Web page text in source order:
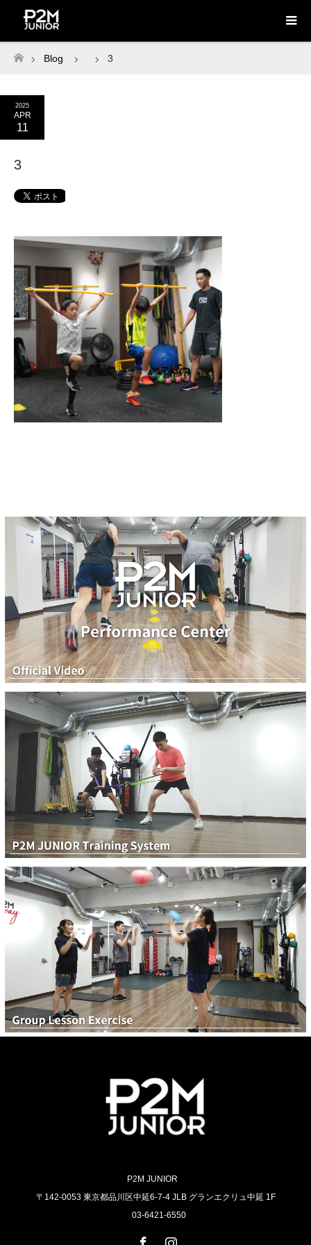
ホーム
Blog 3
2025
APR
11
3
P2M JUNIOR
〒142-0053 東京都品川区中延6-7-4 JLB グランエクリュ中延 1F
03-6421-6550